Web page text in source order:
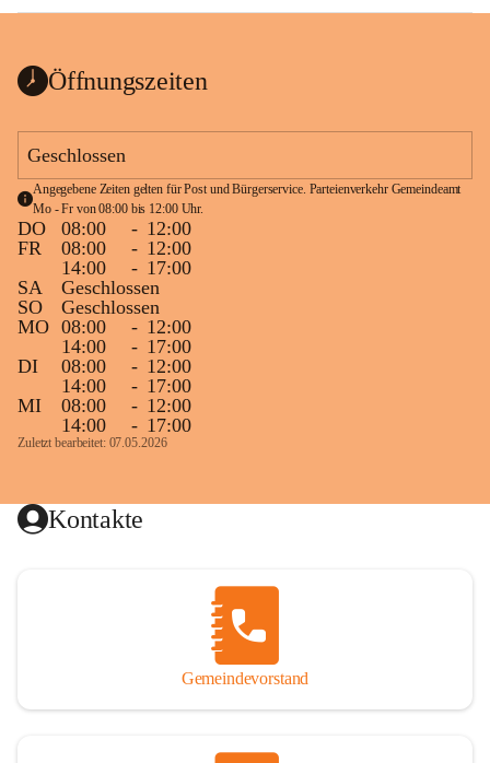
Öffnungszeiten
Geschlossen
Angegebene Zeiten gelten für Post und Bürgerservice. Parteienverkehr Gemeindeamt
Mo - Fr von 08:00 bis 12:00 Uhr.
DO 08:00 - 12:00
FR
08:00 - 12:00
14:00
- 17:00
SA
Geschlossen
SO
Geschlossen
MO 08:00 - 12:00
14:00
- 17:00
DI
08:00 - 12:00
14:00
- 17:00
MI
08:00 - 12:00
14:00
- 17:00
Zuletzt bearbeitet: 07.05.2026
Kontakte
Gemeindevorstand